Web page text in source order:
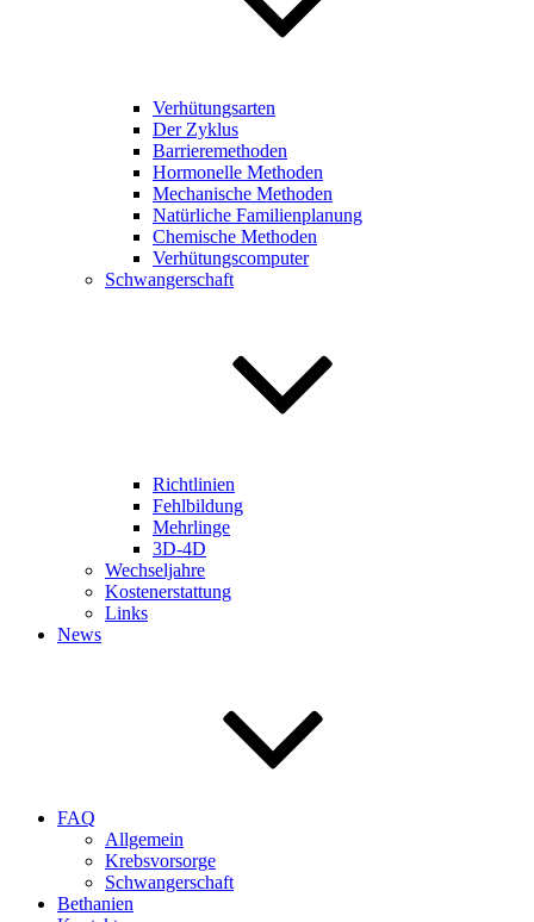
Verhütungsarten
Der Zyklus
Barrieremethoden
Hormonelle Methoden
Mechanische Methoden
Natürliche Familienplanung
Chemische Methoden
Verhütungscomputer
Schwangerschaft
Richtlinien
Fehlbildung
Mehrlinge
3D-4D
Wechseljahre
Kostenerstattung
Links
News
FAQ
Allgemein
Krebsvorsorge
Schwangerschaft
Bethanien